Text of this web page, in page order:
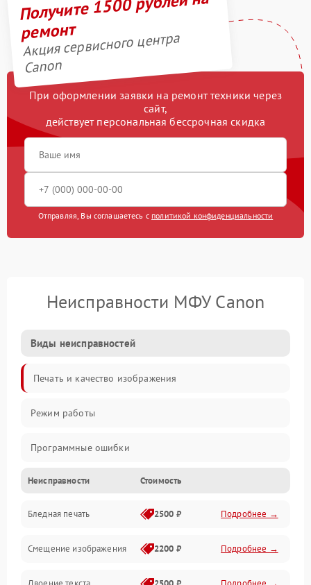
ремонт
Акция сервисного центра
Canon
При оформлении заявки на ремонт техники через
сайт,
действует персональная бессрочная скидка
Отправляя, Вы соглашаетесь с политикой конфиденциальности
Неисправности МФУ Canon
Виды неисправностей
Печать и качество изображения
Режим работы
Программные ошибки
Картриджи и расходники
Сканер и копирование
Механика и узлы
Неисправности Стоимость
Бледная печать 2500 ₽ Подробнее →
Смещение изображения 2200 ₽ Подробнее →